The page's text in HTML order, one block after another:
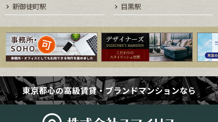
新御徒町駅
目黒駅
東京都心の高級賃貸・ブランドマンションなら